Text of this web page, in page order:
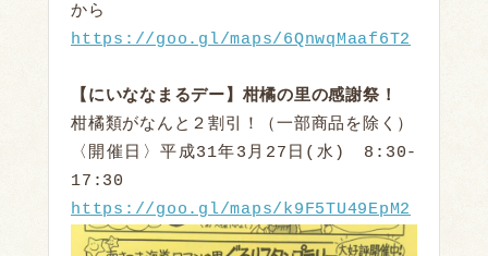
https://goo.gl/maps/6QnwqMaaf6T2
【にいななまるデー】柑橘の里の感謝祭！
柑橘類がなんと２割引！（一部商品を除く）
〈開催日〉平成31年3月27日(水)　8:30-
https://goo.gl/maps/k9F5TU49EpM2